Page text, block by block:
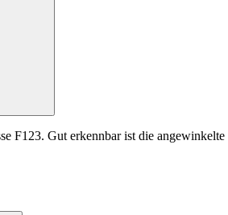
F123. Gut erkennbar ist die